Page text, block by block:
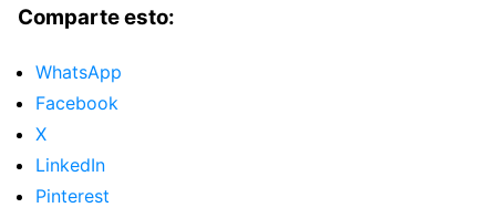
Comparte esto:
WhatsApp
Facebook
X
LinkedIn
Pinterest